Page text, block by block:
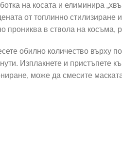
на косата и елиминира
от топлинно
прониква в ствола на косъма,
обилно количество върху
Изплакнете и пристъпете
може да смесите